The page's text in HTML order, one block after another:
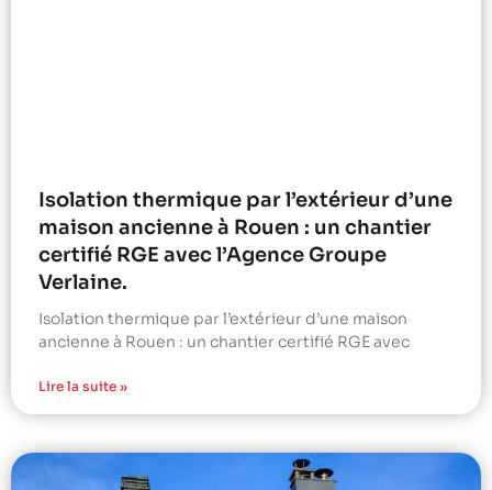
Isolation thermique par l’extérieur d’une
maison ancienne à Rouen : un chantier
certifié RGE avec l’Agence Groupe
Verlaine.
Isolation thermique par l’extérieur d’une maison
ancienne à Rouen : un chantier certifié RGE avec
Lire la suite »